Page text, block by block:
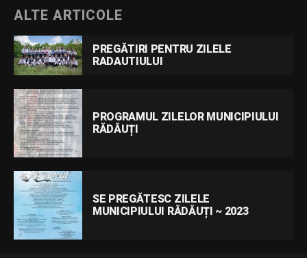
ALTE ARTICOLE
PREGĂTIRI PENTRU ZILELE
RADAUTIULUI
PROGRAMUL ZILELOR MUNICIPIULUI
RĂDĂUȚI
SE PREGĂTESC ZILELE
MUNICIPIULUI RĂDĂUȚI ~ 2023